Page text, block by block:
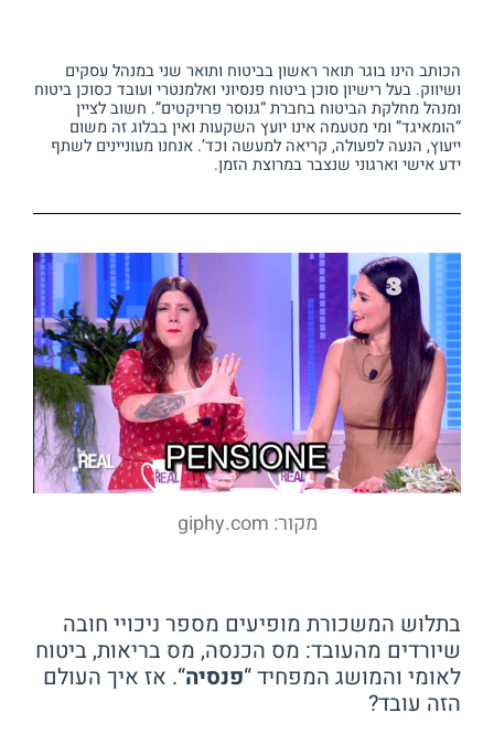
הכותב הינו בוגר תואר ראשון בביטוח ותואר שני במנהל עסקים
ושיווק. בעל רישיון סוכן ביטוח פנסיוני ואלמנטרי ועובד כסוכן ביטוח
ומנהל מחלקת הביטוח בחברת “גנוסר פרויקטים”. חשוב לציין
“הומאיגד” ומי מטעמה אינו יועץ השקעות ואין בבלוג זה משום
ייעוץ, הנעה לפעולה, קריאה למעשה וכד’. אנחנו מעוניינים לשתף
ידע אישי וארגוני שנצבר במרוצת הזמן.
מקור: giphy.com
בתלוש המשכורת מופיעים מספר ניכויי חובה
שיורדים מהעובד: מס הכנסה, מס בריאות, ביטוח
לאומי והמושג המפחיד “פנסיה“. אז איך העולם
הזה עובד?